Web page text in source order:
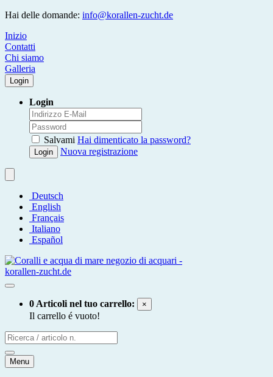
Hai delle domande: info@korallen-zucht.de
Inizio
Contatti
Chi siamo
Galleria
Login
Login
Salvami Hai dimenticato la password?
Login Nuova registrazione
Deutsch
English
Français
Italiano
Español
0 Articoli nel tuo carrello: ×
Il carrello é vuoto!
Menu